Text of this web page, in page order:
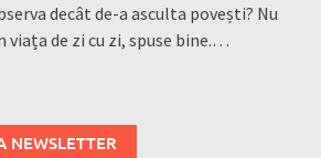
decât de-a asculta povești? Nu
viața de zi cu zi, spuse bine.…
NEWSLETTER